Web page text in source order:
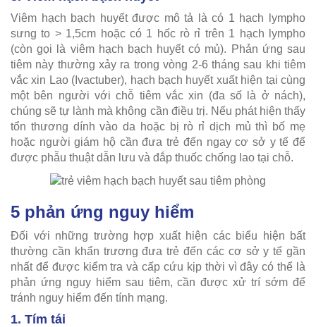
Viêm hạch bạch huyết được mô tả là có 1 hạch lympho
sưng to > 1,5cm hoặc có 1 hốc rò rỉ trên 1 hạch lympho
(còn gọi là viêm hạch bạch huyết có mủ). Phản ứng sau
tiêm này thường xảy ra trong vòng 2-6 tháng sau khi tiêm
vắc xin Lao (Ivactuber), hạch bạch huyết xuất hiện tại cùng
một bên người với chỗ tiêm vắc xin (đa số là ở nách),
chúng sẽ tự lành mà không cần điều trị. Nếu phát hiện thấy
tổn thương dính vào da hoặc bị rò rỉ dịch mủ thì bố mẹ
hoặc người giám hộ cần đưa trẻ đến ngay cơ sở y tế để
được phẫu thuật dẫn lưu và đắp thuốc chống lao tại chỗ.
5 phản ứng nguy hiểm
Đối với những trường hợp xuất hiện các biểu hiện bất
thường cần khẩn trương đưa trẻ đến các cơ sở y tế gần
nhất để được kiểm tra và cấp cứu kịp thời vì đây có thể là
phản ứng nguy hiểm sau tiêm, cần được xử trí sớm để
tránh nguy hiểm đến tính mạng.
1. Tím tái